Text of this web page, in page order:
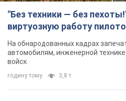
"Без техники — без
виртуозную работу
На обнародованных кадрах
автомобилям, инженерной
войск
годину тому 3,8 т.